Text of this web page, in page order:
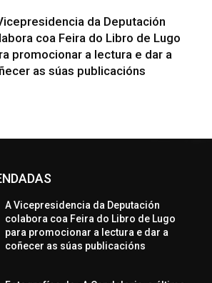
da Deputación
coa Feira do Libro de Lugo
promocionar a lectura e dar a
as súas publicacións
A Vicepresidencia da Deputación
colabora coa Feira do Libro de Lugo
para promocionar a lectura e dar a
coñecer as súas publicacións